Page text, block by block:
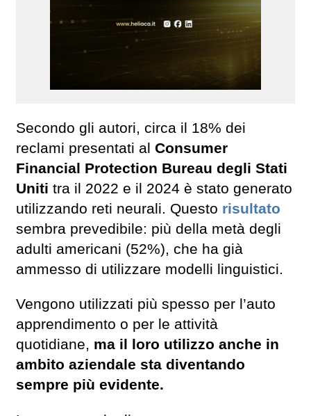
Secondo gli autori, circa il 18% dei
reclami presentati al Consumer
Financial Protection Bureau degli Stati
Uniti tra il 2022 e il 2024 è stato generato
utilizzando reti neurali. Questo risultato
sembra prevedibile: più della metà degli
adulti americani (52%), che ha già
ammesso di utilizzare modelli linguistici.
Vengono utilizzati più spesso per l’auto
apprendimento o per le attività
quotidiane, ma il loro utilizzo anche in
ambito aziendale sta diventando
sempre più evidente.